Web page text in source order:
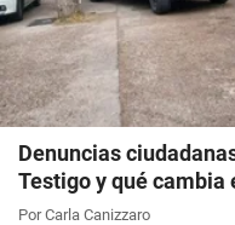
Denuncias
Testigo y qué cambia
Por Carla Canizzaro